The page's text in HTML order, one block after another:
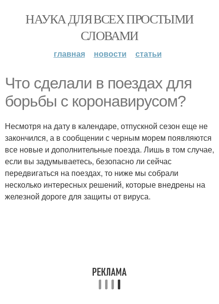
НАУКА ДЛЯ ВСЕХ ПРОСТЫМИ
СЛОВАМИ
главная новости статьи
Что сделали в поездах для
борьбы с коронавирусом?
Несмотря на дату в календаре, отпускной сезон еще не
закончился, а в сообщении с черным морем появляются
все новые и дополнительные поезда. Лишь в том случае,
если вы задумываетесь, безопасно ли сейчас
передвигаться на поездах, то ниже мы собрали
несколько интересных решений, которые внедрены на
железной дороге для защиты от вируса.